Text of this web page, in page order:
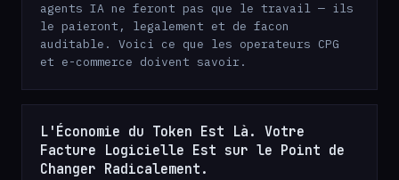
agents IA ne feront pas que le travail — ils
le paieront, legalement et de facon
auditable. Voici ce que les operateurs CPG
et e-commerce doivent savoir.
L'Économie du Token Est Là. Votre
Facture Logicielle Est sur le Point de
Changer Radicalement.